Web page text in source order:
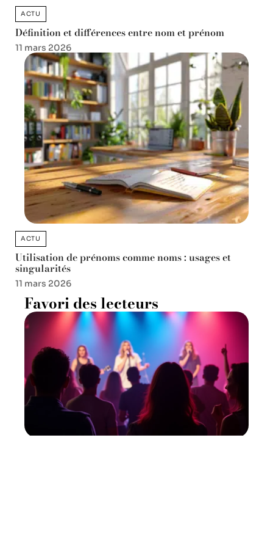
ACTU
Définition et différences entre nom et prénom
11 mars 2026
ACTU
Utilisation de prénoms comme noms : usages et
singularités
11 mars 2026
Favori des lecteurs